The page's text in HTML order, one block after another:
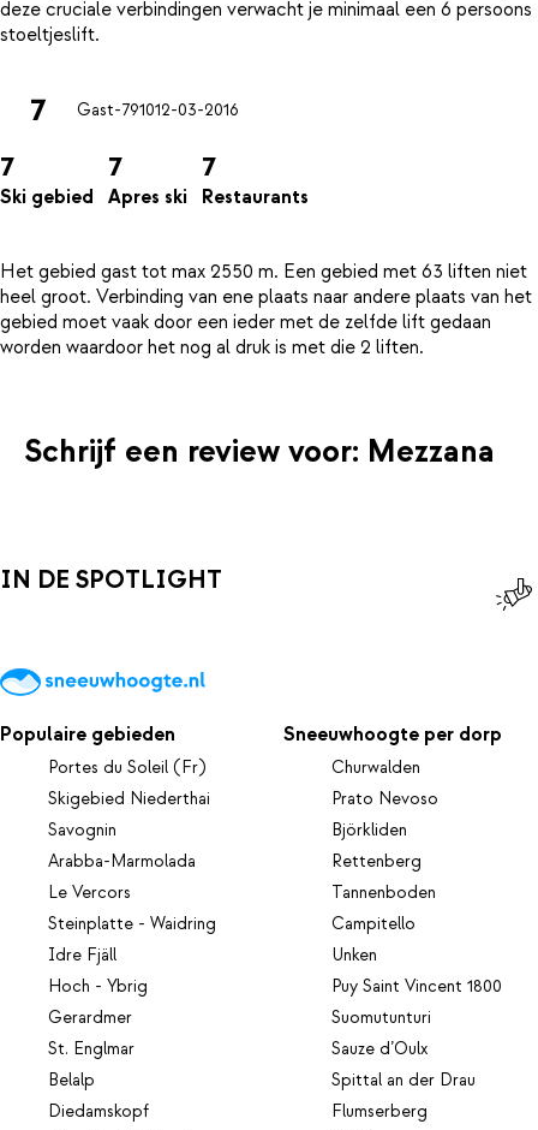
deze cruciale verbindingen verwacht je minimaal een 6 persoons
7 Gast-791012-03-2016
7
Ski gebied
7
Apres ski
7
Restaurants
Het gebied gast tot max 2550 m. Een gebied met 63 liften niet
heel groot. Verbinding van ene plaats naar andere plaats van het
gebied moet vaak door een ieder met de zelfde lift gedaan
Schrijf een review voor: Mezzana
IN DE SPOTLIGHT
Populaire gebieden
Portes du Soleil (Fr)
Skigebied Niederthai
Savognin
Arabba-Marmolada
Le Vercors
Steinplatte - Waidring
Idre Fjäll
Hoch - Ybrig
Gerardmer
St. Englmar
Belalp
Diedamskopf
Sneeuwhoogte per dorp
Churwalden
Prato Nevoso
Björkliden
Rettenberg
Tannenboden
Campitello
Unken
Puy Saint Vincent 1800
Suomutunturi
Sauze d’Oulx
Spittal an der Drau
Flumserberg